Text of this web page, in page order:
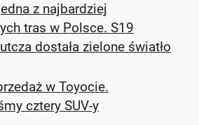
z najbardziej
tras w Polsce. S19
dostała zielone światło
w Toyocie.
cztery SUV-y